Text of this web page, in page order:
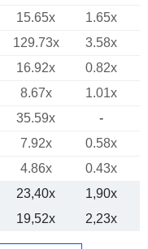
15.65x
1.65x
129.73x
3.58x
16.92x
0.82x
8.67x
1.01x
35.59x
-
7.92x
0.58x
4.86x
0.43x
23,40x
1,90x
19,52x 2,23x